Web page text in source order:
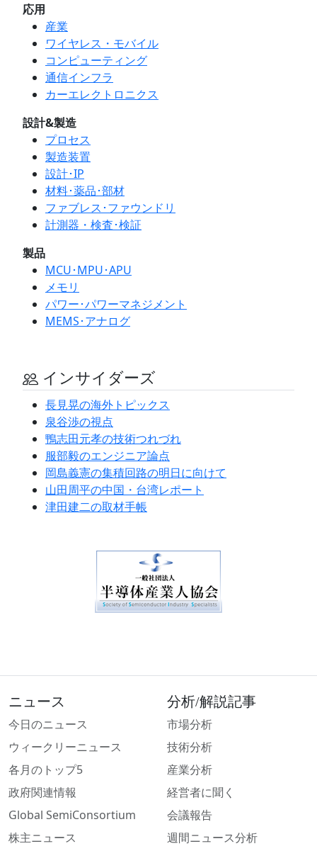
応用
産業
ワイヤレス・モバイル
コンピューティング
通信インフラ
カーエレクトロニクス
設計&製造
プロセス
製造装置
設計･IP
材料･薬品･部材
ファブレス･ファウンドリ
計測器・検査･検証
製品
MCU･MPU･APU
メモリ
パワー･パワーマネジメント
MEMS･アナログ
インサイダーズ
長見晃の海外トピックス
泉谷渉の視点
鴨志田元孝の技術つれづれ
服部毅のエンジニア論点
岡島義憲の集積回路の明日に向けて
山田周平の中国・台湾レポート
津田建二の取材手帳
ニュース
今日のニュース
ウィークリーニュース
各月のトップ5
政府関連情報
Global SemiConsortium
株主ニュース
分析/解説記事
市場分析
技術分析
産業分析
経営者に聞く
会議報告
週間ニュース分析